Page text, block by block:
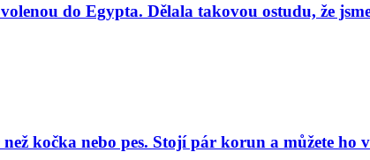
do Egypta. Dělala takovou ostudu, že
kočka nebo pes. Stojí pár korun a můžete ho